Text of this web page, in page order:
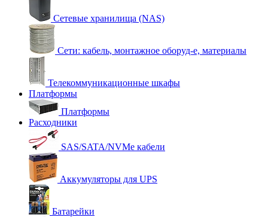
Сетевые хранилища (NAS)
Сети: кабель, монтажное оборуд-е, материалы
Телекоммуникационные шкафы
Платформы
Платформы
Расходники
SAS/SATA/NVMe кабели
Аккумуляторы для UPS
Батарейки